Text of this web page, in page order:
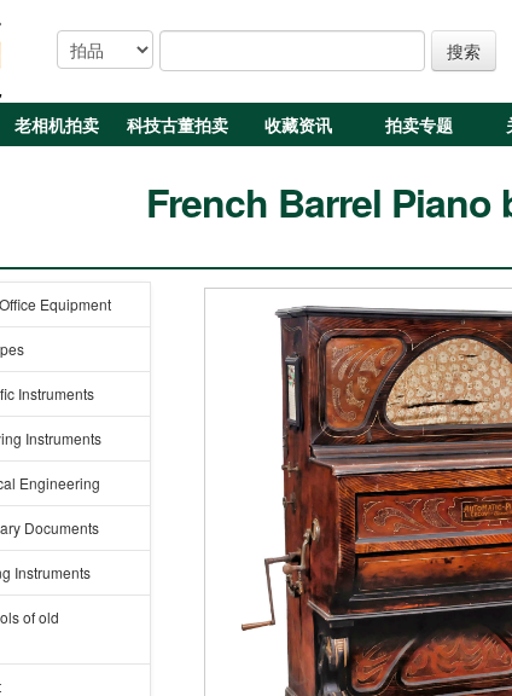
搜索
老相机拍卖 科技古董拍卖 收藏资讯 拍卖专题
French Barrel Piano
Equipment
Instruments
Instruments
Engineering
Documents
Instruments
of old